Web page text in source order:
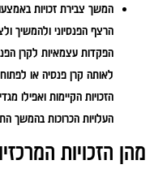
המשך צבירת זכויות
הרצף הפנסיוני ולהמשיך
הפקדות עצמאיות לקרן
לאותה קרן פנסיה או
הזכויות הקיימות ואפילו
העלויות הכרוכות בהמשך
מהן הזכויות